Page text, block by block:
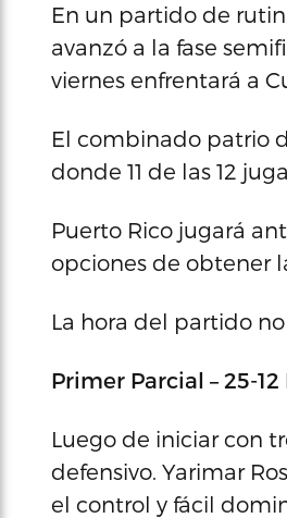
En un partido de
avanzó a la fase
viernes enfrentará a
El combinado patrio
donde 11 de las 12
Puerto Rico jugará
opciones de obtener
La hora del partido
Primer Parcial – 25-
Luego de iniciar con
defensivo. Yarimar
el control y fácil